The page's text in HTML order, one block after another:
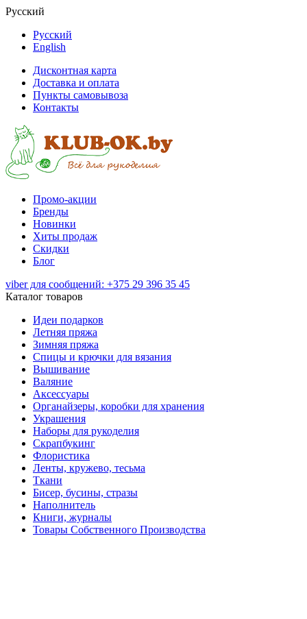
Русский
Русский
English
Дисконтная карта
Доставка и оплата
Пункты самовывоза
Контакты
Промо-акции
Бренды
Новинки
Хиты продаж
Скидки
Блог
viber для сообщений: +375 29 396 35 45
Каталог товаров
Идеи подарков
Летняя пряжа
Зимняя пряжа
Спицы и крючки для вязания
Вышивание
Валяние
Аксессуары
Органайзеры, коробки для хранения
Украшения
Наборы для рукоделия
Скрапбукинг
Флористика
Ленты, кружево, тесьма
Ткани
Бисер, бусины, стразы
Наполнитель
Книги, журналы
Товары Собственного Производства